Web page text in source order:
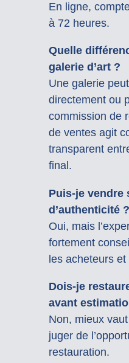
En ligne,
à 72 heures.
Quelle
galerie d’art ?
Une galerie
directement ou
commission de
de ventes agit
transparent
final.
Puis-je vendre
d’authenticité ?
Oui, mais
fortement
les acheteurs
Dois-je
avant
Non, mieux
juger de
restauration.